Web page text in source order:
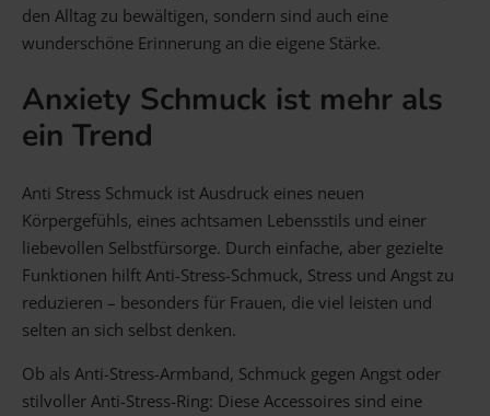
den Alltag zu bewältigen, sondern sind auch eine
wunderschöne Erinnerung an die eigene Stärke.
Anxiety Schmuck ist mehr als
ein Trend
Anti Stress Schmuck ist Ausdruck eines neuen
Körpergefühls, eines achtsamen Lebensstils und einer
liebevollen Selbstfürsorge. Durch einfache, aber gezielte
Funktionen hilft Anti-Stress-Schmuck, Stress und Angst zu
reduzieren – besonders für Frauen, die viel leisten und
selten an sich selbst denken.
Ob als Anti-Stress-Armband, Schmuck gegen Angst oder
stilvoller Anti-Stress-Ring: Diese Accessoires sind eine